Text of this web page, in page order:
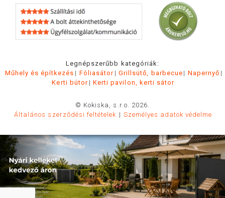
Legnépszerűbb kategóriák:
Műhely és építkezés
Fóliasátor Grillsütő, barbecue
Napernyő
Kerti bútor
Kerti pavilon, kerti sátor
© Kokiska, s.r.o. 2026.
Általános szerződési feltételek
Személyes adatok védelme